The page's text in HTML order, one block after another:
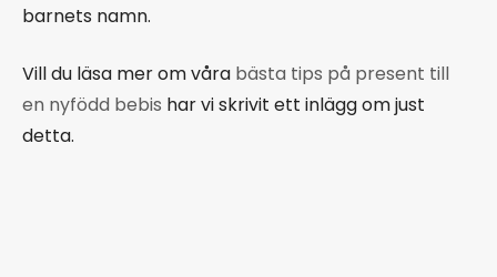
barnets namn.
Vill du läsa mer om våra bästa tips på present till
en nyfödd bebis har vi skrivit ett inlägg om just
detta.